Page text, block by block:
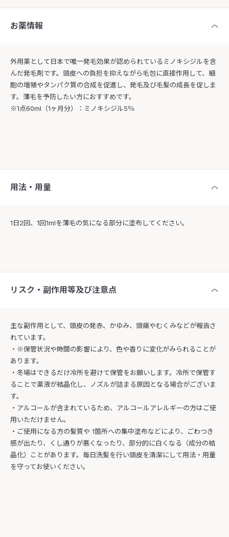
お薬情報
外用薬として日本で唯一発毛効果が認められているミノキシジルを含
んだ発毛剤です。頭皮への負担を抑えながら毛包に直接作用して、細
胞の増殖やタンパク質の合成を促進し、発毛及び毛髪の成長を促しま
す。薄毛を予防したい方におすすめです。
※1点60ml（1ヶ月分）：ミノキシジル5％
用法・用量
1日2回、1回1mlを薄毛の気になる部分に塗布してください。
リスク・副作用等及び注意点
主な副作用として、頭皮の発赤、かゆみ、頭痛やむくみなどが報告さ
れています。
・※保管状況や時間の影響により、色や香りに変化がみられることが
あります。
・冬場はできるだけ冷所を避けて保管をお願いします。冷所で保管す
ることで薬液が結晶化し、ノズルが詰まる原因となる場合がございま
す。
・アルコールが含まれているため、アルコールアレルギーの方はご使
用いただけません。
・ご使用になる方の髪質や 1箇所への集中塗布などにより、ごわつき
感が出たり、くし通りが悪くなったり、部分的に白くなる（成分の結
晶化）ことがあります。毎日洗髪を行い頭皮を清潔にして用法・用量
を守ってお使いください。